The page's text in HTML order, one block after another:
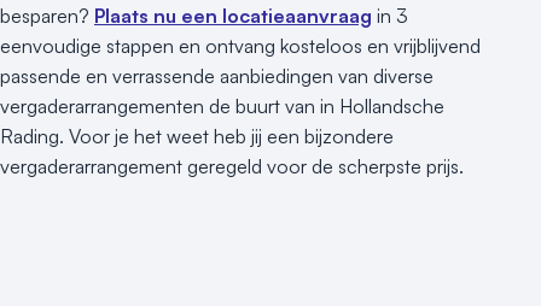
besparen? Plaats nu een locatieaanvraag in 3
eenvoudige stappen en ontvang kosteloos en vrijblijvend
passende en verrassende aanbiedingen van diverse
vergaderarrangementen de buurt van in Hollandsche
Rading. Voor je het weet heb jij een bijzondere
vergaderarrangement geregeld voor de scherpste prijs.